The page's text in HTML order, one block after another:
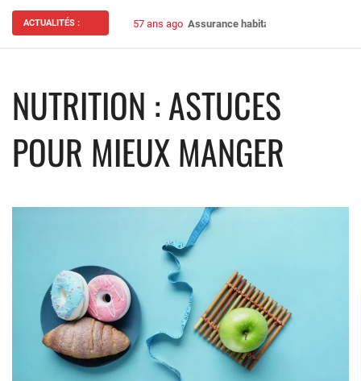
ACTUALITÉS : 57 ans ago Assurance habitation : bien choisir
NUTRITION : ASTUCES
POUR MIEUX MANGER